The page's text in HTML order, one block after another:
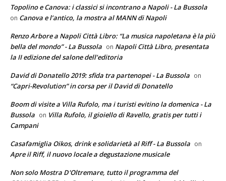
Topolino e Canova: i classici si incontrano a Napoli - La Bussola
on Canova e l’antico, la mostra al MANN di Napoli
Renzo Arbore a Napoli Città Libro: “La musica napoletana è la più
bella del mondo” - La Bussola on Napoli Città Libro, presentata
la II edizione del salone dell’editoria
David di Donatello 2019: sfida tra partenopei - La Bussola on
“Capri-Revolution” in corsa per il David di Donatello
Boom di visite a Villa Rufolo, ma i turisti evitino la domenica - La
Bussola on Villa Rufolo, il gioiello di Ravello, gratis per tutti i
Campani
Casafamiglia Oikos, drink e solidarietà al Riff - La Bussola on
Apre il Riff, il nuovo locale a degustazione musicale
Non solo Mostra D'Oltremare, tutto il programma del